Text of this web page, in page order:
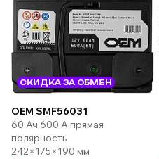
СКИДКА ЗА ОБМЕН
OEM SMF56031
60 Ач 600 А прямая
полярность
242×175×190 мм